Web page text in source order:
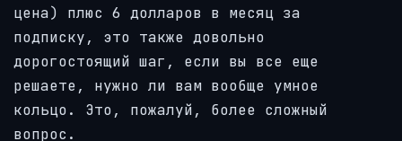
цена) плюс 6 долларов в месяц за
подписку, это также довольно
дорогостоящий шаг, если вы все еще
решаете, нужно ли вам вообще умное
кольцо. Это, пожалуй, более сложный
вопрос.